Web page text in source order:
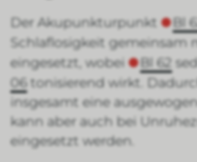
Der Akupunkturpunkt Bl
Schlaflosigkeit gemeinsam
eingesetzt, wobei
Bl 62
06 tonisierend wirkt.
insgesamt eine
kann aber auch bei
eingesetzt werden.